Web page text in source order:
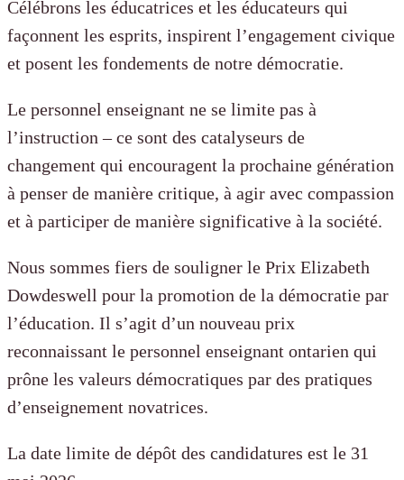
Célébrons les éducatrices et les éducateurs qui
façonnent les esprits, inspirent l’engagement civique
et posent les fondements de notre démocratie.
Le personnel enseignant ne se limite pas à
l’instruction – ce sont des catalyseurs de
changement qui encouragent la prochaine génération
à penser de manière critique, à agir avec compassion
et à participer de manière significative à la société.
Nous sommes fiers de souligner le Prix Elizabeth
Dowdeswell pour la promotion de la démocratie par
l’éducation. Il s’agit d’un nouveau prix
reconnaissant le personnel enseignant ontarien qui
prône les valeurs démocratiques par des pratiques
d’enseignement novatrices.
La date limite de dépôt des candidatures est le 31